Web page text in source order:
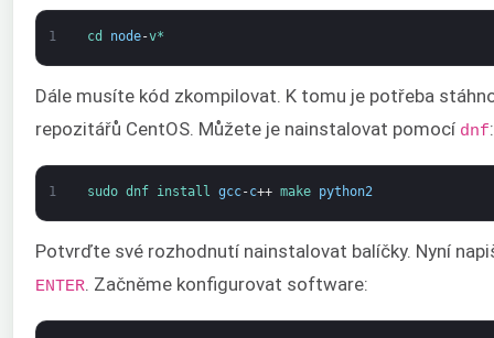
1 cd node-v*
Dále musíte kód zkompilovat. K tomu je potřeba
repozitářů CentOS. Můžete je nainstalovat pomocí dnf:
1 sudo dnf install gcc-c++ make python2
Potvrďte své rozhodnutí nainstalovat balíčky. Nyní
ENTER . Začněme konfigurovat software: